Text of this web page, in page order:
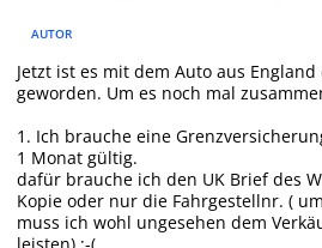
AUTOR
Jetzt ist es mit dem Auto aus
geworden. Um es noch mal
1. Ich brauche eine
1 Monat gültig.
dafür brauche ich den UK Brief des
Kopie oder nur die Fahrgestellnr. (
muss ich wohl ungesehen dem